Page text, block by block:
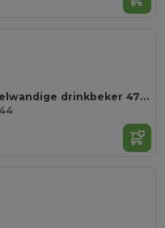
TUESDAY Dubbelwandige drinkbeker 475 ml